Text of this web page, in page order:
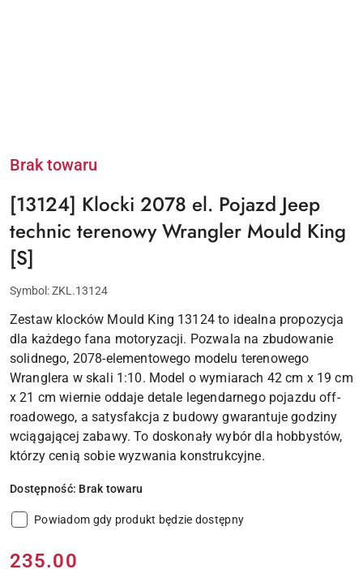
Brak towaru
[13124] Klocki 2078 el. Pojazd Jeep
technic terenowy Wrangler Mould King
[S]
Symbol:ZKL.13124
Zestaw klocków Mould King 13124 to idealna propozycja
dla każdego fana motoryzacji. Pozwala na zbudowanie
solidnego, 2078-elementowego modelu terenowego
Wranglera w skali 1:10. Model o wymiarach 42 cm x 19 cm
x 21 cm wiernie oddaje detale legendarnego pojazdu off-
roadowego, a satysfakcja z budowy gwarantuje godziny
wciągającej zabawy. To doskonały wybór dla hobbystów,
którzy cenią sobie wyzwania konstrukcyjne.
Dostępność: Brak towaru
Powiadom gdy produkt będzie dostępny
Cena:
235.00